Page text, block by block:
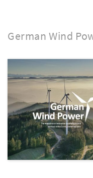
German Wind